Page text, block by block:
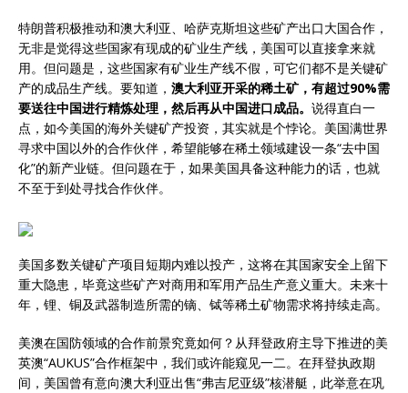
特朗普积极推动和澳大利亚、哈萨克斯坦这些矿产出口大国合作，
无非是觉得这些国家有现成的矿业生产线，美国可以直接拿来就
用。但问题是，这些国家有矿业生产线不假，可它们都不是关键矿
产的成品生产线。要知道， 澳大利亚开采的稀土矿，有超过90%需
要送往中国进行精炼处理，然后再从中国进口成品。 说得直白一
点，如今美国的海外关键矿产投资，其实就是个悖论。美国满世界
寻求中国以外的合作伙伴，希望能够在稀土领域建设一条“去中国
化”的新产业链。但问题在于，如果美国具备这种能力的话，也就
不至于到处寻找合作伙伴。
美国多数关键矿产项目短期内难以投产，这将在其国家安全上留下
重大隐患，毕竟这些矿产对商用和军用产品生产意义重大。未来十
年，锂、铜及武器制造所需的镝、铽等稀土矿物需求将持续走高。
美澳在国防领域的合作前景究竟如何？从拜登政府主导下推进的美
英澳“AUKUS”合作框架中，我们或许能窥见一二。在拜登执政期
间，美国曾有意向澳大利亚出售“弗吉尼亚级”核潜艇，此举意在巩